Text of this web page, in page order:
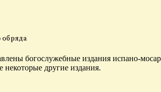
обряда
богослужебные издания испано-
некоторые другие издания.